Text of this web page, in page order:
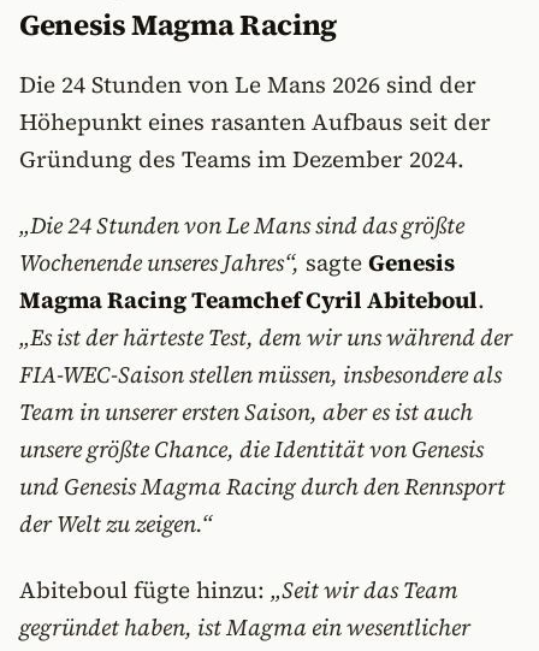
Genesis Magma Racing
Die 24 Stunden von Le Mans 2026 sind der
Höhepunkt eines rasanten Aufbaus seit der
Gründung des Teams im Dezember 2024.
„Die 24 Stunden von Le Mans sind das größte
Wochenende unseres Jahres“, sagteGenesis
Magma Racing Teamchef Cyril Abiteboul.
„Es ist der härteste Test, dem wir uns während der
FIA-WEC-Saison stellen müssen, insbesondere als
Team in unserer ersten Saison, aber es ist auch
unsere größte Chance, die Identität von Genesis
und Genesis Magma Racing durch den Rennsport
der Welt zu zeigen.“
Abiteboul fügte hinzu: „Seit wir das Team
gegründet haben, ist Magma ein wesentlicher